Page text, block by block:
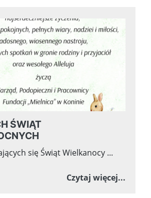
ŚWIĄT
się Świąt Wielkanocy ...
Czytaj więcej...o